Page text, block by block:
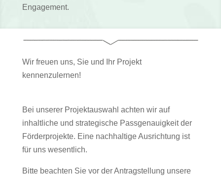
Engagement.
Wir freuen uns, Sie und Ihr Projekt
kennenzulernen!
Bei unserer Projektauswahl achten wir auf
inhaltliche und strategische Passgenauigkeit der
Förderprojekte. Eine nachhaltige Ausrichtung ist
für uns wesentlich.
Bitte beachten Sie vor der Antragstellung unsere